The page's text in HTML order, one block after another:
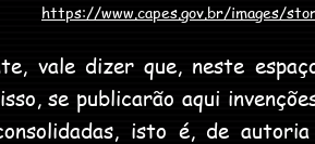
https://www.capes.gov.br/images/
vale dizer que, neste
se publicarão aqui
isto é, de